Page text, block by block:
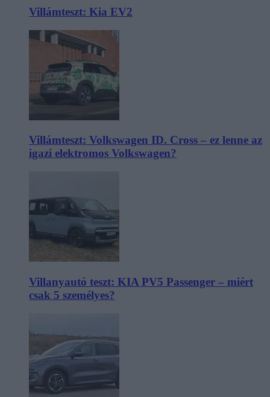
Villámteszt: Kia EV2
Villámteszt: Volkswagen ID. Cross – ez lenne az
igazi elektromos Volkswagen?
Villanyautó teszt: KIA PV5 Passenger – miért
csak 5 személyes?